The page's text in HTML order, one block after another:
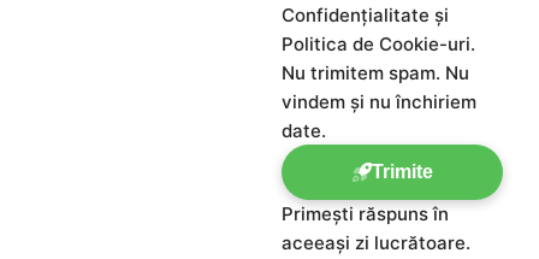
Confidențialitate și
Politica de Cookie-uri.
Nu trimitem spam. Nu
vindem și nu închiriem
date.
Trimite
Primești răspuns în
aceeași zi lucrătoare.